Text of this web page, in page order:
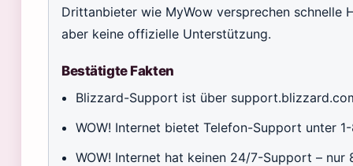
Drittanbieter wie MyWow versprechen schnelle
aber keine offizielle Unterstützung.
Bestätigte Fakten
Blizzard-Support ist über
WOW! Internet bietet Telefon-Support unter
WOW! Internet hat keinen 24/7-Support – nur